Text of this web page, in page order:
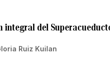
integral del
Ruiz Kuilan